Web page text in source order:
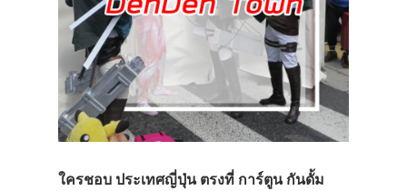
ใครชอบ ประเทศญี่ปุ่น ตรงที่ การ์ตูน กันดั้ม